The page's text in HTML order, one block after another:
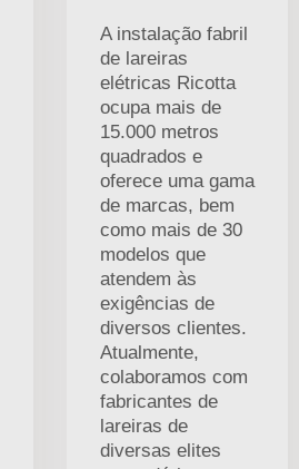
A instalação fabril
de lareiras
elétricas Ricotta
ocupa mais de
15.000 metros
quadrados e
oferece uma gama
de marcas, bem
como mais de 30
modelos que
atendem às
exigências de
diversos clientes.
Atualmente,
colaboramos com
fabricantes de
lareiras de
diversas elites